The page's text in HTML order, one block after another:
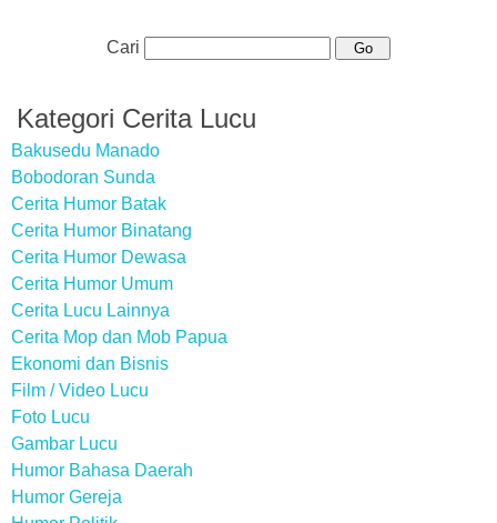
Cari
Kategori Cerita Lucu
Bakusedu Manado
Bobodoran Sunda
Cerita Humor Batak
Cerita Humor Binatang
Cerita Humor Dewasa
Cerita Humor Umum
Cerita Lucu Lainnya
Cerita Mop dan Mob Papua
Ekonomi dan Bisnis
Film / Video Lucu
Foto Lucu
Gambar Lucu
Humor Bahasa Daerah
Humor Gereja